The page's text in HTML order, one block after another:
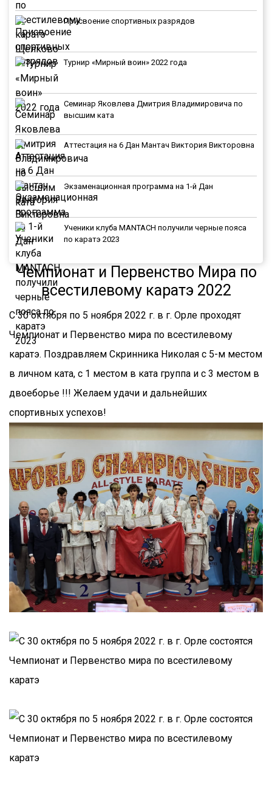
Присвоение спортивных разрядов
Турнир «Мирный воин» 2022 года
Семинар Яковлева Дмитрия Владимировича по
высшим ката
Аттестация на 6 Дан Мантач Виктория Викторовна
Экзаменационная программа на 1-й Дан
Ученики клуба MANTACH получили черные пояса
по каратэ 2023
Чемпионат и Первенство Мира по
всестилевому каратэ 2022
С 30 октября по 5 ноября 2022 г. в г. Орле проходят
Чемпионат и Первенство мира по всестилевому
каратэ. Поздравляем Скринника Николая с 5-м местом
в личном ката, с 1 местом в ката группа и с 3 местом в
двоеборье !!! Желаем удачи и дальнейших
спортивных успехов!